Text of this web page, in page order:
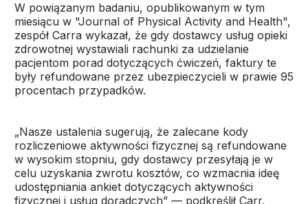
W powiązanym badaniu, opublikowanym w tym
miesiącu w "Journal of Physical Activity and Health",
zespół Carra wykazał, że gdy dostawcy usług opieki
zdrowotnej wystawiali rachunki za udzielanie
pacjentom porad dotyczących ćwiczeń, faktury te
były refundowane przez ubezpieczycieli w prawie 95
procentach przypadków.
„Nasze ustalenia sugerują, że zalecane kody
rozliczeniowe aktywności fizycznej są refundowane
w wysokim stopniu, gdy dostawcy przesyłają je w
celu uzyskania zwrotu kosztów, co wzmacnia ideę
udostępniania ankiet dotyczących aktywności
fizycznej i usług doradczych” — podkreślił Carr.